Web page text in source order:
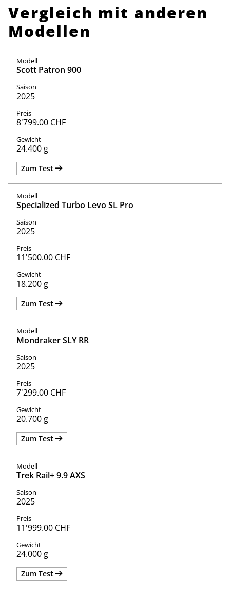
Vergleich mit anderen
Modellen
Scott Patron 900
2025
8'799.00 CHF
24.400 g
Zum Test
Specialized Turbo Levo SL Pro
2025
11'500.00 CHF
18.200 g
Zum Test
Mondraker SLY RR
2025
7'299.00 CHF
20.700 g
Zum Test
Trek Rail+ 9.9 AXS
2025
11'999.00 CHF
24.000 g
Zum Test